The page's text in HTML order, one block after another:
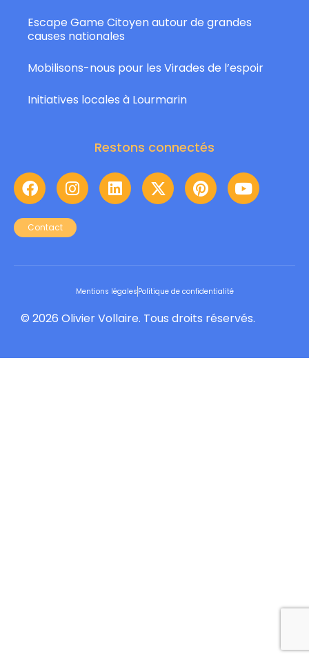
Escape Game Citoyen autour de grandes
causes nationales
Mobilisons-nous pour les Virades de l’espoir
Initiatives locales à Lourmarin
Restons connectés
Contact
© 2026 Olivier Vollaire. Tous droits réservés.
Mentions légales Politique de confidentialité